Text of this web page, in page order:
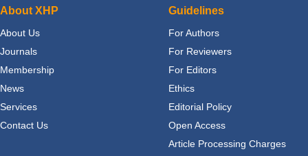
About XHP
About Us
Journals
Membership
News
Services
Contact Us
Guidelines
For Authors
For Reviewers
For Editors
Ethics
Editorial Policy
Open Access
Article Processing Charges